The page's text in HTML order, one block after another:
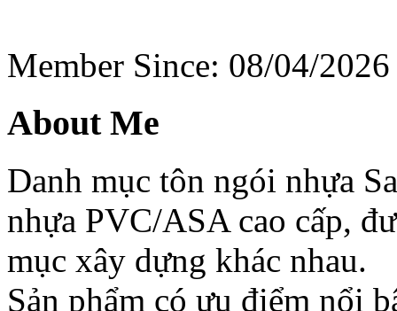
Member Since: 08/04/2026
About Me
Danh mục tôn ngói nhựa
nhựa PVC/ASA cao cấp,
mục xây dựng khác nhau.
Sản phẩm có ưu điểm nổi